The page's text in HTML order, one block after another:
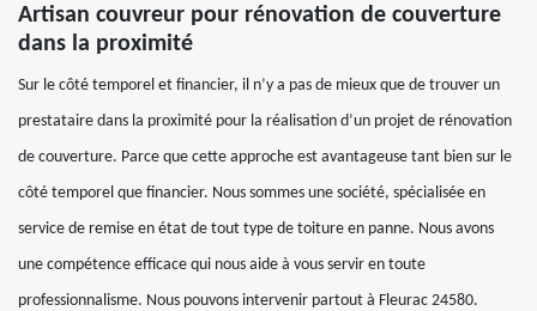
Artisan couvreur pour rénovation de couverture
dans la proximité
Sur le côté temporel et financier, il n’y a pas de mieux que de trouver un
prestataire dans la proximité pour la réalisation d’un projet de rénovation
de couverture. Parce que cette approche est avantageuse tant bien sur le
côté temporel que financier. Nous sommes une société, spécialisée en
service de remise en état de tout type de toiture en panne. Nous avons
une compétence efficace qui nous aide à vous servir en toute
professionnalisme. Nous pouvons intervenir partout à Fleurac 24580.